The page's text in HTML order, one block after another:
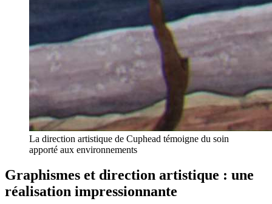
La direction artistique de Cuphead témoigne du soin
apporté aux environnements
Graphismes et direction artistique : une
réalisation impressionnante